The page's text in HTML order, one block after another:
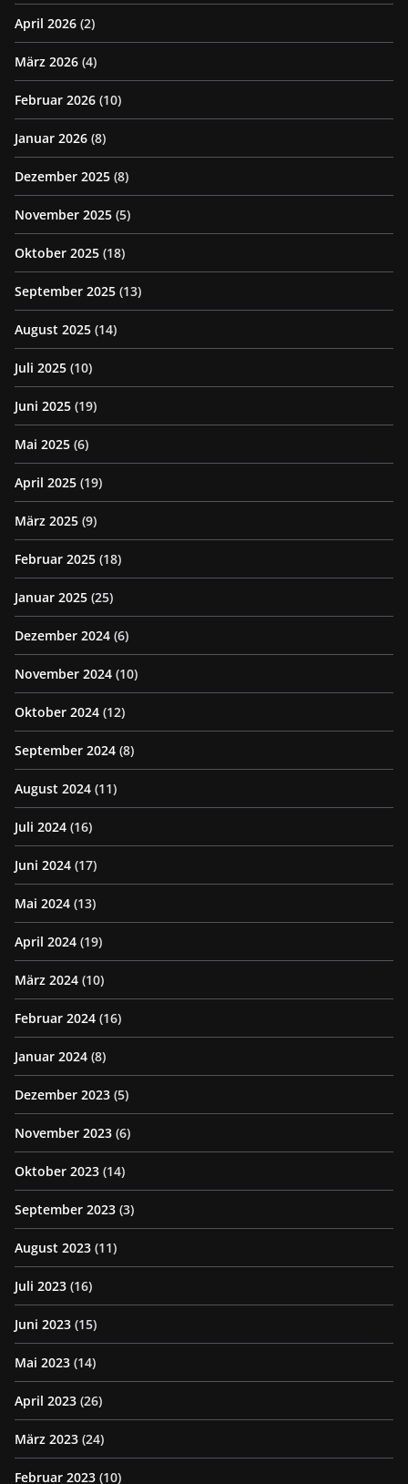
April 2026 (2)
März 2026 (4)
Februar 2026 (10)
Januar 2026 (8)
Dezember 2025 (8)
November 2025 (5)
Oktober 2025 (18)
September 2025 (13)
August 2025 (14)
Juli 2025 (10)
Juni 2025 (19)
Mai 2025 (6)
April 2025 (19)
März 2025 (9)
Februar 2025 (18)
Januar 2025 (25)
Dezember 2024 (6)
November 2024 (10)
Oktober 2024 (12)
September 2024 (8)
August 2024 (11)
Juli 2024 (16)
Juni 2024 (17)
Mai 2024 (13)
April 2024 (19)
März 2024 (10)
Februar 2024 (16)
Januar 2024 (8)
Dezember 2023 (5)
November 2023 (6)
Oktober 2023 (14)
September 2023 (3)
August 2023 (11)
Juli 2023 (16)
Juni 2023 (15)
Mai 2023 (14)
April 2023 (26)
März 2023 (24)
Februar 2023 (10)